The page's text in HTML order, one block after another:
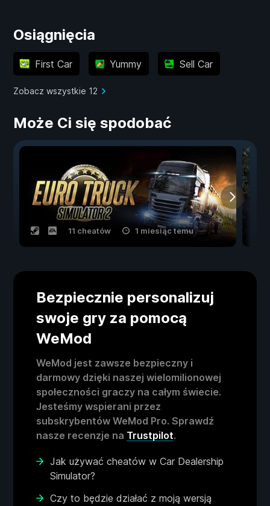
Osiągnięcia
First Car Yummy Sell Car
Zobacz wszystkie 12
Może Ci się spodobać
11 cheatów 1 miesiąc temu
Bezpiecznie personalizuj
swoje gry za pomocą
WeMod
WeMod jest zawsze bezpieczny i
darmowy dzięki naszej wielomilionowej
społeczności graczy na całym świecie.
Jesteśmy wspierani przez
subskrybentów WeMod Pro. Sprawdź
nasze recenzje na Trustpilot.
Jak używać cheatów w Car Dealership
Simulator?
Czy to będzie działać z moją wersją